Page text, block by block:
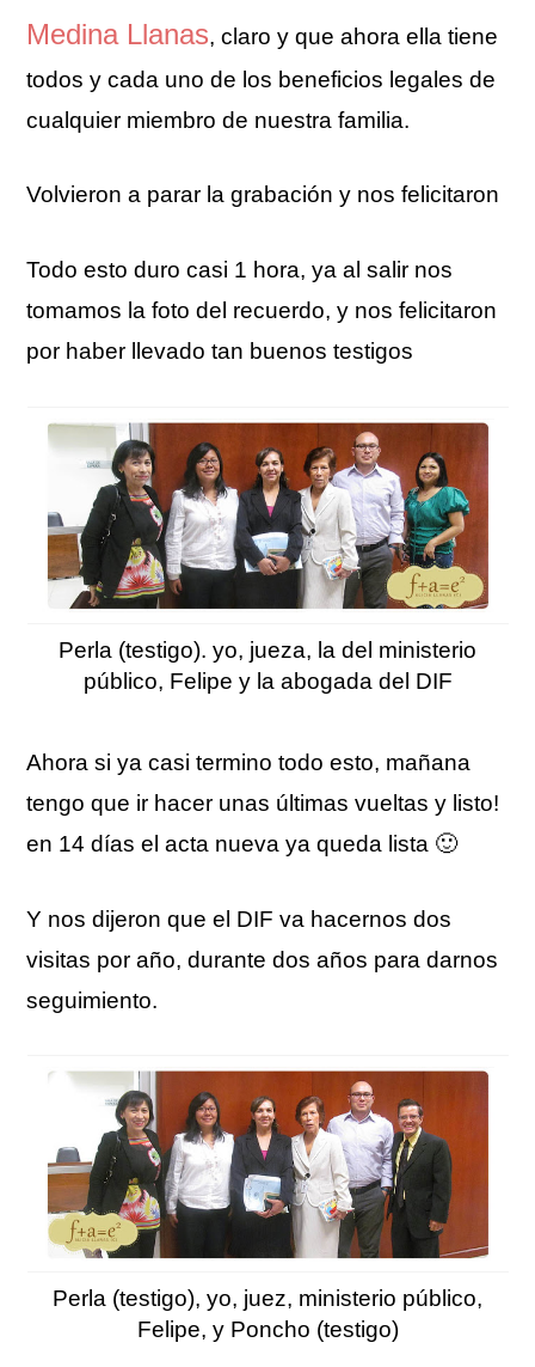
Medina Llanas, claro y que ahora ella tiene
todos y cada uno de los beneficios legales de
cualquier miembro de nuestra familia.
Volvieron a parar la grabación y nos felicitaron
Todo esto duro casi 1 hora, ya al salir nos
tomamos la foto del recuerdo, y nos felicitaron
por haber llevado tan buenos testigos
Perla (testigo). yo, jueza, la del ministerio
público, Felipe y la abogada del DIF
Ahora si ya casi termino todo esto, mañana
tengo que ir hacer unas últimas vueltas y listo!
en 14 días el acta nueva ya queda lista 🙂
Y nos dijeron que el DIF va hacernos dos
visitas por año, durante dos años para darnos
seguimiento.
Perla (testigo), yo, juez, ministerio público,
Felipe, y Poncho (testigo)